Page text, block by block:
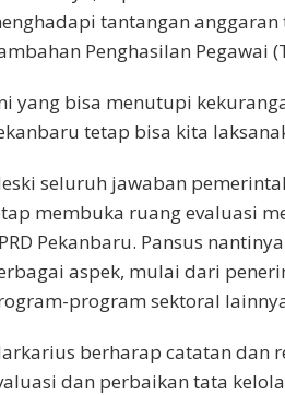
tantangan
Penghasilan Pegawai
yang bisa menutupi
tetap bisa kita
seluruh jawaban
membuka ruang evaluasi
Pekanbaru. Pansus
aspek, mulai dari
program sektoral
berharap catatan dan
dan perbaikan tata